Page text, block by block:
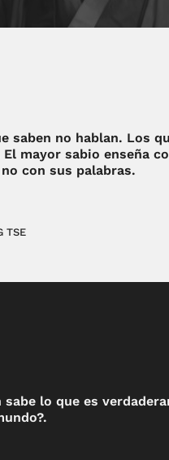
saben no hablan. Los
El mayor sabio enseña
con sus palabras.
TSE
sabe lo que es